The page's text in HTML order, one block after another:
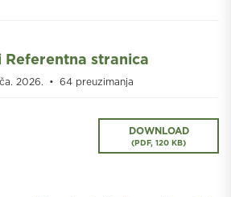
Referentna stranica
2026. 64 preuzimanja
DOWNLOAD
(PDF, 120 KB)